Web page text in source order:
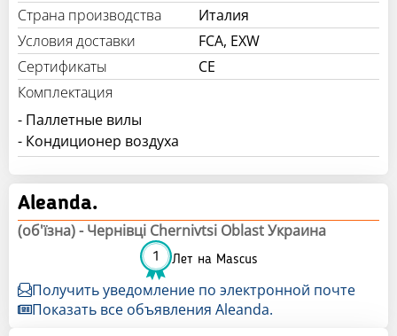
Страна производства
Италия
Условия доставки
FCA, EXW
Сертификаты
CE
Комплектация
- Паллетные вилы
- Кондиционер воздуха
Aleanda.
(об'їзна) - Чернівці Chernivtsi Oblast Украина
1 Лет на Mascus
Получить уведомление по электронной почте
Показать все объявления Aleanda.